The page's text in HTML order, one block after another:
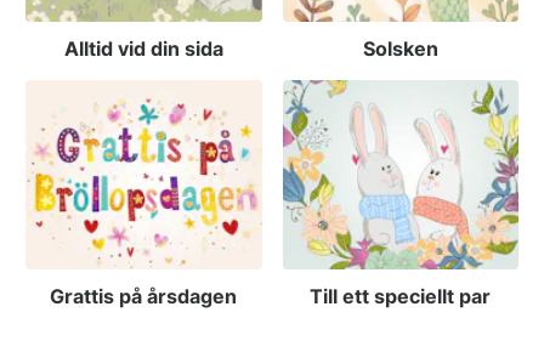
Alltid vid din sida Solsken
Grattis på årsdagen Till ett speciellt par